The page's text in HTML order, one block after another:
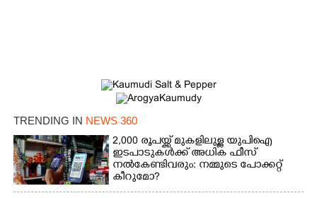
TRENDING IN NEWS 360
2,000 രൂപയ്ക്ക് മുകളിലുള്ള യുപിഐ
ഇടപാടുകൾക്ക് അധിക ഫീസ്
നൽകേണ്ടിവരും: നമ്മുടെ പോക്കറ്റ്
കീറുമോ?